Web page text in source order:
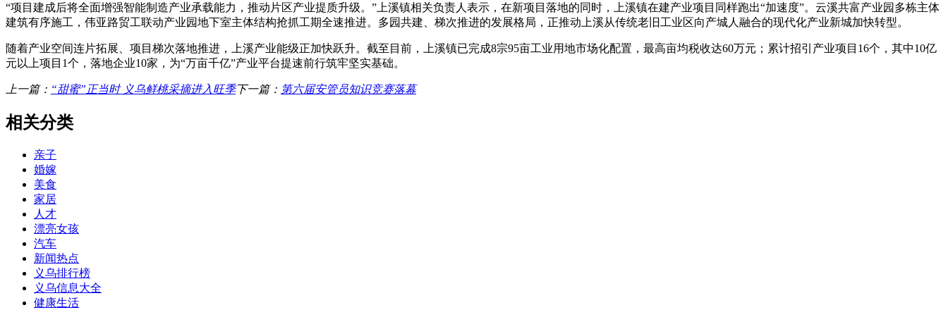
“项目建成后将全面增强智能制造产业承载能力，推动片区产业提质升级。”上溪镇相关负责人表示，在新项目落地的同时，上溪镇在建产业项目同样跑出“加速度”。云溪共富产业园多栋主体
建筑有序施工，伟亚路贸工联动产业园地下室主体结构抢抓工期全速推进。多园共建、梯次推进的发展格局，正推动上溪从传统老旧工业区向产城人融合的现代化产业新城加快转型。
随着产业空间连片拓展、项目梯次落地推进，上溪产业能级正加快跃升。截至目前，上溪镇已完成8宗95亩工业用地市场化配置，最高亩均税收达60万元；累计招引产业项目16个，其中10亿
元以上项目1个，落地企业10家，为“万亩千亿”产业平台提速前行筑牢坚实基础。
上一篇： “甜蜜”正当时 义乌鲜桃采摘进入旺季下一篇： 第六届安管员知识竞赛落幕
相关分类
亲子
婚嫁
美食
家居
人才
漂亮女孩
汽车
新闻热点
义乌排行榜
义乌信息大全
健康生活